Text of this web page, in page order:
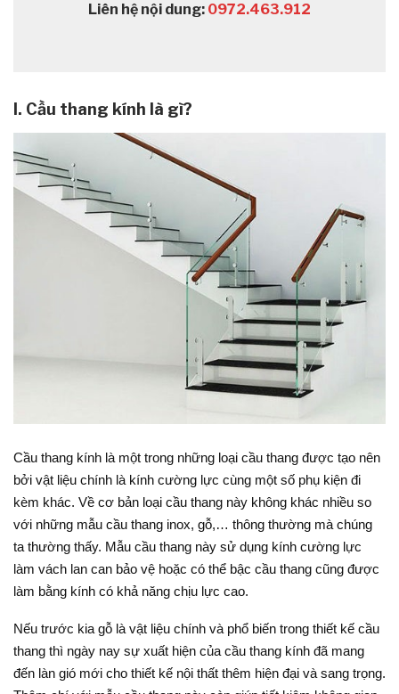
Liên hệ nội dung: 0972.463.912
I. Cầu thang kính là gì?
Cầu thang kính là một trong những loại cầu thang được tạo nên
bởi vật liệu chính là kính cường lực cùng một số phụ kiện đi
kèm khác. Về cơ bản loại cầu thang này không khác nhiều so
với những mẫu cầu thang inox, gỗ,… thông thường mà chúng
ta thường thấy. Mẫu cầu thang này sử dụng kính cường lực
làm vách lan can bảo vệ hoặc có thể bậc cầu thang cũng được
làm bằng kính có khả năng chịu lực cao.
Nếu trước kia gỗ là vật liệu chính và phổ biến trong thiết kế cầu
thang thì ngày nay sự xuất hiện của cầu thang kính đã mang
đến làn gió mới cho thiết kế nội thất thêm hiện đại và sang trọng.